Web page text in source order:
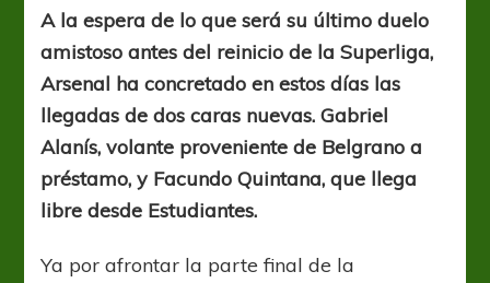
Alanís
y
Quintana
A la espera de lo que será su último duelo
amistoso antes del reinicio de la Superliga,
Arsenal ha concretado en estos días las
llegadas de dos caras nuevas. Gabriel
Alanís, volante proveniente de Belgrano a
préstamo, y Facundo Quintana, que llega
libre desde Estudiantes.
Ya por afrontar la parte final de la